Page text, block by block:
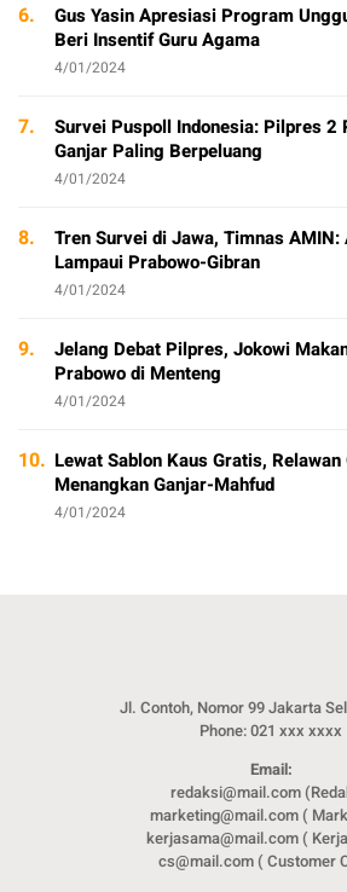
6.
Gus Yasin Apresiasi Program
Beri Insentif Guru Agama
4/01/2024
7.
Survei Puspoll Indonesia: Pilpres 2
Ganjar Paling Berpeluang
4/01/2024
8.
Tren Survei di Jawa, Timnas
Lampaui Prabowo-Gibran
4/01/2024
9.
Jelang Debat Pilpres, Jokowi
Prabowo di Menteng
4/01/2024
10. Lewat Sablon Kaus Gratis,
Menangkan Ganjar-Mahfud
4/01/2024
Jl. Contoh, Nomor 99 Jakarta
Phone: 021 xxx xxxx
Email:
redaksi@mail.com
marketing@mail.com (
kerjasama@mail.com (
cs@mail.com ( Customer